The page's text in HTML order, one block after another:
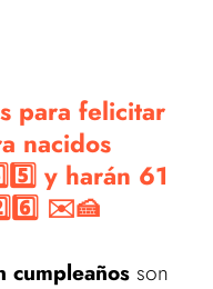
para felicitar
nacidos
y harán 61
✉️🍰
cumpleaños son